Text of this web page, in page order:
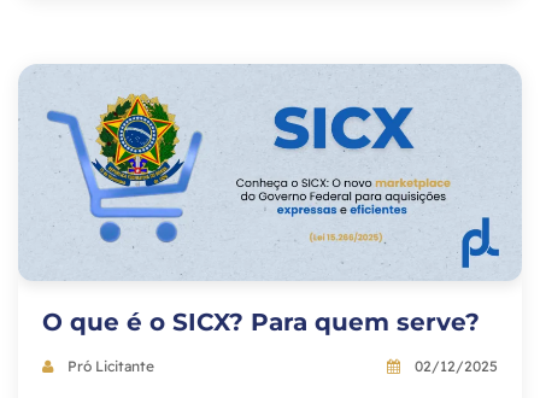
O que é o SICX? Para quem serve?
Pró Licitante 02/12/2025